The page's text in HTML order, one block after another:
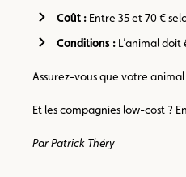
Coût : Entre 35 et 70 €
Conditions : L’animal
Assurez-vous que votre
Et les compagnies low-cost ?
Par Patrick Théry